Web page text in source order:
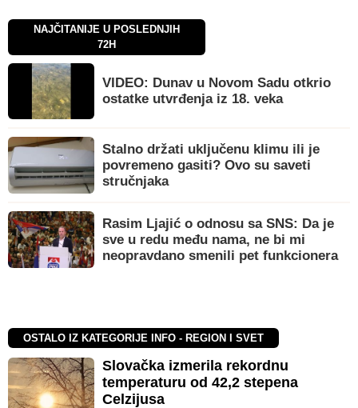
NAJČITANIJE U POSLEDNJIH
72H
VIDEO: Dunav u Novom Sadu otkrio
ostatke utvrđenja iz 18. veka
Stalno držati uključenu klimu ili je
povremeno gasiti? Ovo su saveti
stručnjaka
Rasim Ljajić o odnosu sa SNS: Da je
sve u redu među nama, ne bi mi
neopravdano smenili pet funkcionera
OSTALO IZ KATEGORIJE INFO - REGION I SVET
Slovačka izmerila rekordnu
temperaturu od 42,2 stepena
Celzijusa